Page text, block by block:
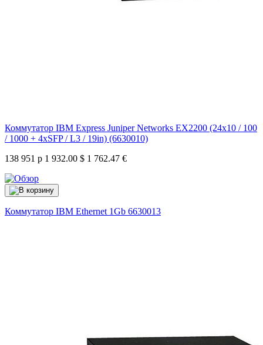
Коммутатор IBM Express Juniper Networks EX2200 (24x10 / 100
/ 1000 + 4xSFP / L3 / 19in) (6630010)
138 951 р 1 932.00 $ 1 762.47 €
Коммутатор IBM Ethernet 1Gb 6630013